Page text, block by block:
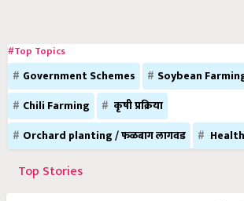
#Top Topics
Government Schemes Soybean
Chili Farming
कृषी प्रक्रिया
Orchard planting / फळबाग लागवड
Health
Top Stories